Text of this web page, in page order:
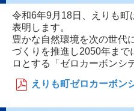
令和6年9月18日、えりも町
表明します。
豊かな自然環境を次の世代
づくりを推進し2050年ま
ロとする「ゼロカーボンシ
えりも町ゼロカーボン